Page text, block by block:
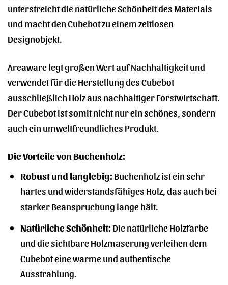
unterstreicht die natürliche Schönheit des Materials
und macht den Cubebot zu einem zeitlosen
Designobjekt.
Areaware legt großen Wert auf Nachhaltigkeit und
verwendet für die Herstellung des Cubebot
ausschließlich Holz aus nachhaltiger Forstwirtschaft.
Der Cubebot ist somit nicht nur ein schönes, sondern
auch ein umweltfreundliches Produkt.
Die Vorteile von Buchenholz:
Robust und langlebig:Buchenholz ist ein sehr
hartes und widerstandsfähiges Holz, das auch bei
starker Beanspruchung lange hält.
Natürliche Schönheit:Die natürliche Holzfarbe
und die sichtbare Holzmaserung verleihen dem
Cubebot eine warme und authentische
Ausstrahlung.